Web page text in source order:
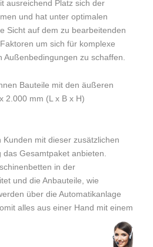
ausreichend Platz sich der
und hat unter optimalen
Sicht auf dem zu bearbeitenden
um sich für komplexe
zu schaffen.
Bauteile mit den äußeren
2.000 mm (L x B x H)
mit dieser zusätzlichen
Gesamtpaket anbieten.
in der
und die Anbauteile, wie
über die Automatikanlage
alles aus einer Hand mit einem